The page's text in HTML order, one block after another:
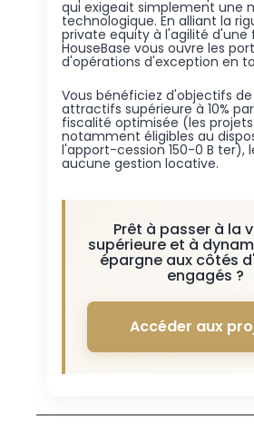
qui exigeait simplement une
technologique. En alliant la
private equity à l'agilité d'une
HouseBase vous ouvre les
d'opérations d'exception en
Vous bénéficiez d'objectifs
attractifs supérieure à 10%
fiscalité optimisée (les
notamment éligibles au
l'apport-cession 150-0 B ter),
aucune gestion locative.
Prêt à passer à la
supérieure et à
épargne aux côtés
engagés ?
Accéder aux